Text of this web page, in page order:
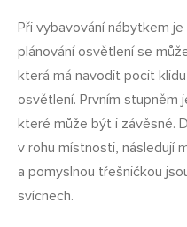
Při vybavování nábytkem
plánování osvětlení se
která má navodit pocit
osvětlení. Prvním stupněm
které může být i závěsné.
v rohu místnosti, následují
a pomyslnou třešničkou
svícnech.